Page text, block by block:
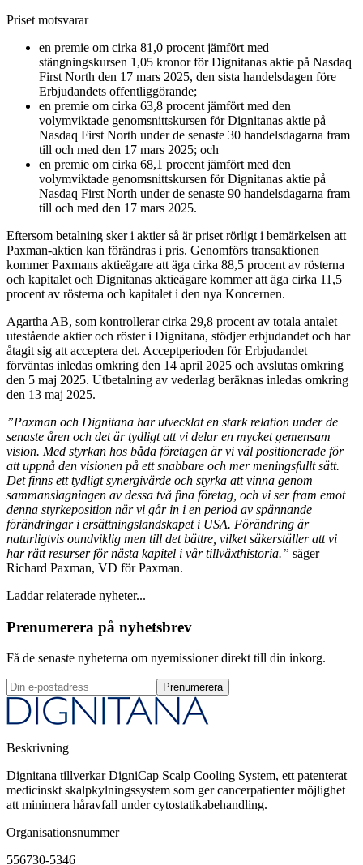
Priset motsvarar
en premie om cirka 81,0 procent jämfört med
stängningskursen 1,05 kronor för Dignitanas aktie på Nasdaq
First North den 17 mars 2025, den sista handelsdagen före
Erbjudandets offentliggörande;
en premie om cirka 63,8 procent jämfört med den
volymviktade genomsnittskursen för Dignitanas aktie på
Nasdaq First North under de senaste 30 handelsdagarna fram
till och med den 17 mars 2025; och
en premie om cirka 68,1 procent jämfört med den
volymviktade genomsnittskursen för Dignitanas aktie på
Nasdaq First North under de senaste 90 handelsdagarna fram
till och med den 17 mars 2025.
Eftersom betalning sker i aktier så är priset rörligt i bemärkelsen att
Paxman-aktien kan förändras i pris. Genomförs transaktionen
kommer Paxmans aktieägare att äga cirka 88,5 procent av rösterna
och kapitalet och Dignitanas aktieägare kommer att äga cirka 11,5
procent av rösterna och kapitalet i den nya Koncernen.
Agartha AB, som kontrollerar cirka 29,8 procent av totala antalet
utestående aktier och röster i Dignitana, stödjer erbjudandet och har
åtagit sig att acceptera det. Acceptperioden för Erbjudandet
förväntas inledas omkring den 14 april 2025 och avslutas omkring
den 5 maj 2025. Utbetalning av vederlag beräknas inledas omkring
den 13 maj 2025.
”Paxman och Dignitana har utvecklat en stark relation under de
senaste åren och det är tydligt att vi delar en mycket gemensam
vision. Med styrkan hos båda företagen är vi väl positionerade för
att uppnå den visionen på ett snabbare och mer meningsfullt sätt.
Det finns ett tydligt synergivärde och styrka att vinna genom
sammanslagningen av dessa två fina företag, och vi ser fram emot
denna styrkeposition när vi går in i en period av spännande
förändringar i ersättningslandskapet i USA. Förändring är
naturligtvis oundviklig men till det bättre, vilket säkerställer att vi
har rätt resurser för nästa kapitel i vår tillväxthistoria.” säger
Richard Paxman, VD för Paxman.
Laddar relaterade nyheter...
Prenumerera på nyhetsbrev
Få de senaste nyheterna om nyemissioner direkt till din inkorg.
Prenumerera
Beskrivning
Dignitana tillverkar DigniCap Scalp Cooling System, ett patenterat
medicinskt skalpkylningssystem som ger cancerpatienter möjlighet
att minimera håravfall under cytostatikabehandling.
Organisationsnummer
556730-5346